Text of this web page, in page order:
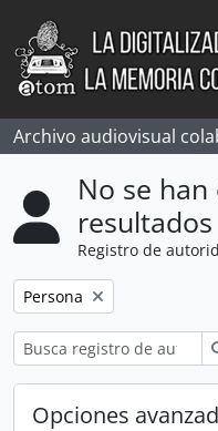
Skip to main content
Archivo audiovisual
No se
resultados
Registro de
Remove filter:
Persona
Opciones